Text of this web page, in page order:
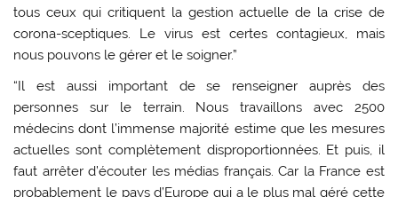
tous ceux qui critiquent la gestion actuelle de la crise de
corona-sceptiques. Le virus est certes contagieux, mais
nous pouvons le gérer et le soigner.”
“Il est aussi important de se renseigner auprès des
personnes sur le terrain. Nous travaillons avec 2500
médecins dont l’immense majorité estime que les mesures
actuelles sont complètement disproportionnées. Et puis, il
faut arrêter d’écouter les médias français. Car la France est
probablement le pays d’Europe qui a le plus mal géré cette